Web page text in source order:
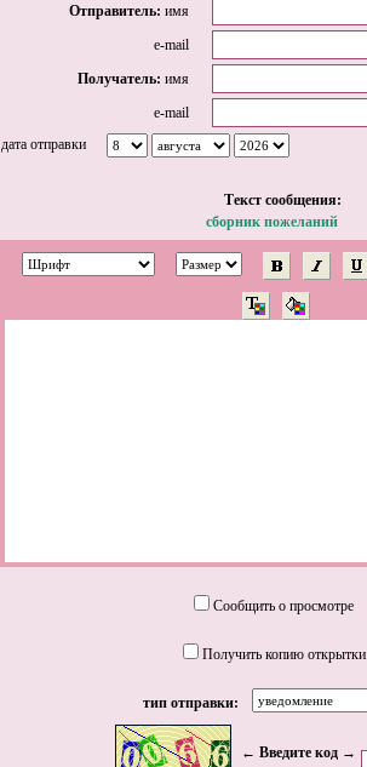
Отправитель: имя
e-mail
Получатель: имя
e-mail
дата отправки
Tекст сообщения:
сборник пожеланий
Сообщить о просмотре
Получить копию открытки
тип отправки:
← Введите код →